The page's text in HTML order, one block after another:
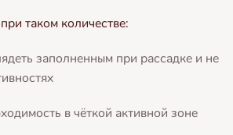
таком количестве:
заполненным при рассадке и не
в чёткой активной зоне